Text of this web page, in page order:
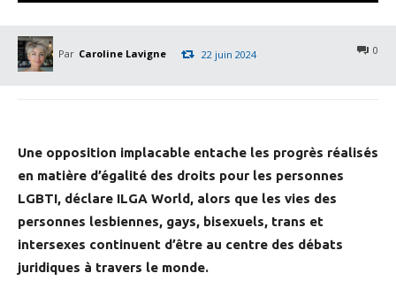
Par Caroline Lavigne 0
22 juin 2024
Une opposition implacable entache les progrès réalisés
en matière d’égalité des droits pour les personnes
LGBTI, déclare ILGA World, alors que les vies des
personnes lesbiennes, gays, bisexuels, trans et
intersexes continuent d’être au centre des débats
juridiques à travers le monde.